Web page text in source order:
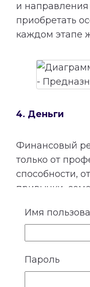
и направления
приобретать
каждом этапе
4. Деньги
Финансовый
только от
способности,
привычки,
Расшифровка
показывает
Имя
Пароль